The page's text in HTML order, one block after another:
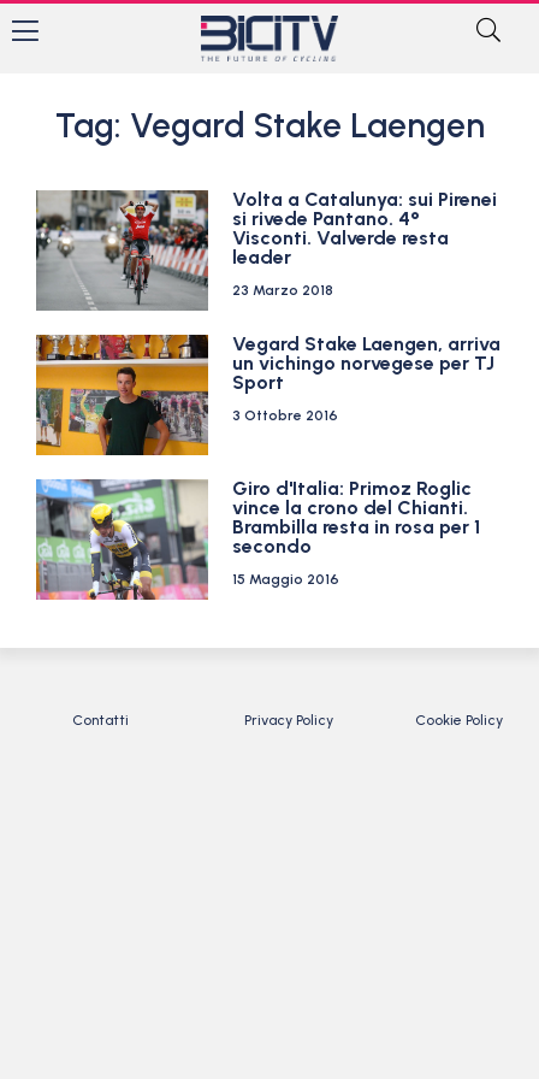
Tag: Vegard Stake Laengen
Volta a Catalunya: sui Pirenei
si rivede Pantano. 4°
Visconti. Valverde resta
leader
23 Marzo 2018
Vegard Stake Laengen, arriva
un vichingo norvegese per TJ
Sport
3 Ottobre 2016
Giro d'Italia: Primoz Roglic
vince la crono del Chianti.
Brambilla resta in rosa per 1
secondo
15 Maggio 2016
Contatti Privacy Policy Cookie Policy